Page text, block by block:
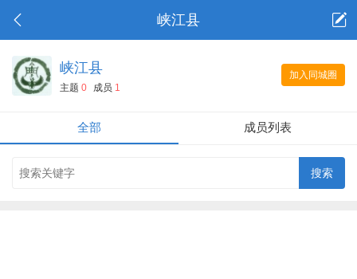
峡江县
加入同城圈
峡江县
主题 0 成员 1
全部 成员列表